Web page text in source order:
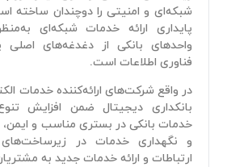
شبکه‌ای و امنیتی را دوچندان ساخته
پایداری ارائه خدمات شبکه‌ای
واحدهای بانکی از دغدغه‌های اصلی
فناوری اطلاعات است.
بانکداری دیجیتال ضمن افزایش
خدمات بانکی در بستری مناسب و ایمن،
و نگهداری خدمات در زیرساخت‌های
ارتباطات و ارائه خدمات جدید به